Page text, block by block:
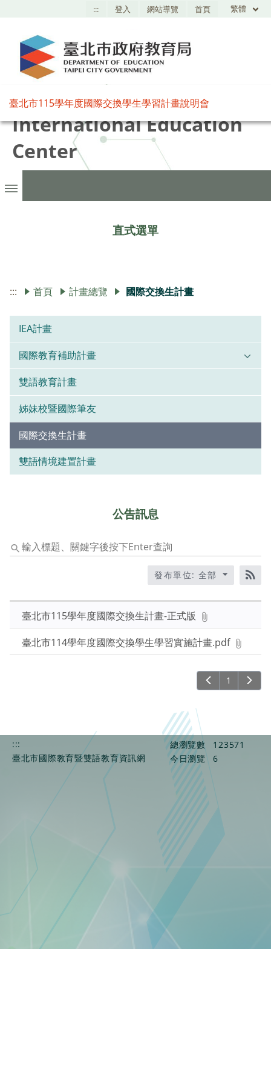
::: 登入 網站導覽 首頁 繁體
臺北市國際教育中心,Taipei
International Education
Center
臺北市115學年度國際交換學生學習計畫說明會
直式選單
::: 首頁 計畫總覽 國際交換生計畫
IEA計畫
國際教育補助計畫
雙語教育計畫
姊妹校暨國際筆友
國際交換生計畫
雙語情境建置計畫
公告訊息
輸
入
關
字
按
發布單位: 全部
RSS
臺北市115學年度國際交換生計畫-正式版
臺北市114學年度國際交換學生學習實施計畫.pdf
1
:::
臺北市國際教育暨雙語教育資訊網
總瀏覽數
123571
今日瀏覽
6